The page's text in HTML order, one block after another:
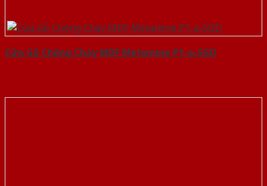
Cửa Gỗ Chống Cháy MDF Melamine P1-a-SGD